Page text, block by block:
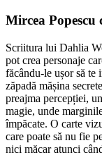
Mircea
Scriitura lui Dahlia
pot crea personaje
făcându-le ușor să
zăpadă mășina
preajma percepției,
magie, unde
împăcate. O carte
care poate să nu fie
nici măcar atunci